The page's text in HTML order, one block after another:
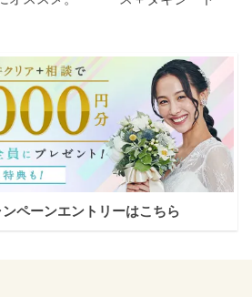
ンペーンエントリーはこちら